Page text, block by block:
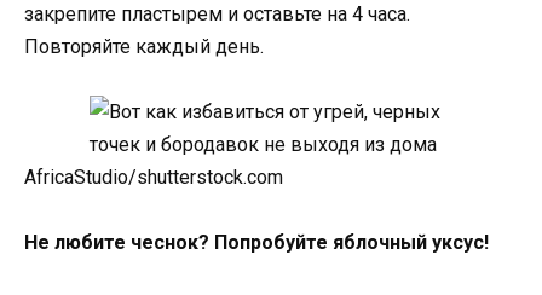
закрепите пластырем и оставьте на 4 часа.
Повторяйте каждый день.
AfricaStudio/shutterstock.com
Не любите чеснок? Попробуйте яблочный уксус!